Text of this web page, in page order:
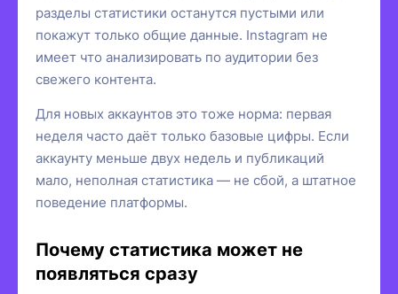
разделы статистики останутся пустыми или
покажут только общие данные. Instagram не
имеет что анализировать по аудитории без
свежего контента.
Для новых аккаунтов это тоже норма: первая
неделя часто даёт только базовые цифры. Если
аккаунту меньше двух недель и публикаций
мало, неполная статистика — не сбой, а штатное
поведение платформы.
Почему статистика может не
появляться сразу